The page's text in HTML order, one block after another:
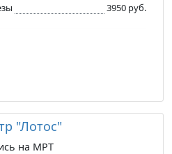
3950 руб.
"Лотос"
на МРТ